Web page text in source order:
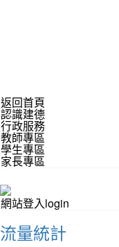
返回首頁
認識建德
行政服務
教師專區
學生專區
家長專區
網站登入login
流量統計